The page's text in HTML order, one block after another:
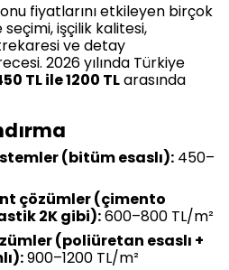
fiyatlarını etkileyen birçok
işçilik kalitesi,
ve detay
2026 yılında Türkiye
TL ile 1200 TLarasında
(bitüm esaslı): 450–
çözümler (çimento
2K gibi):600–800 TL/m²
(poliüretan esaslı +
900–1200 TL/m²